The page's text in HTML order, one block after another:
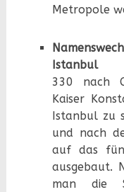
Metropole
Istanbul
330 nach
Kaiser
Istanbul zu
und nach
auf das
ausgebaut.
man die